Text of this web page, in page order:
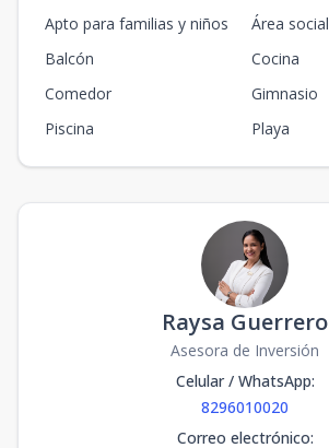
Apto para familias y niños
Área social
Balcón
Cocina
Comedor
Gimnasio
Piscina
Playa
Raysa Guerrero
Asesora de Inversión
Celular / WhatsApp:
8296010020
Correo electrónico: